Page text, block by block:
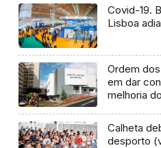
Covid-19.
Lisboa
Ordem
em dar
melhoria
Calheta
desporto